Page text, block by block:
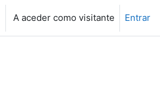
A aceder como visitante Entrar